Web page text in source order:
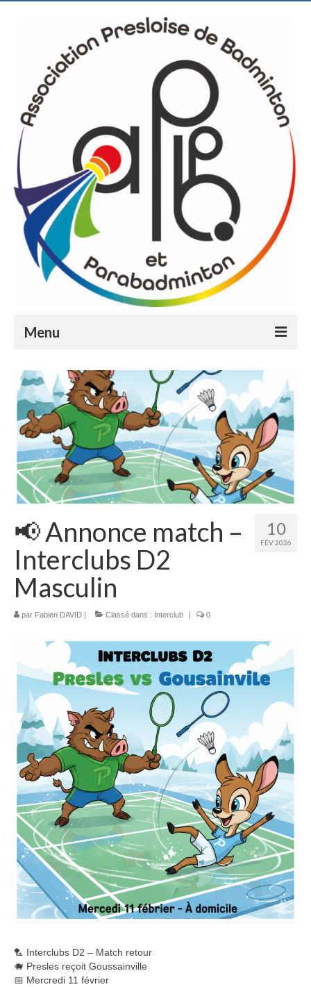
Menu
Le club
Le badminton
Le parabadminton
S’inscrire
Horaires
Compétitions
Nos événements
Espace Adhérents
10
FÉV 2026
📢 Annonce match –
Interclubs D2
Masculin
par Fabien DAVID Classé dans : Interclub 0
🏸 Interclubs D2 – Match retour
🐗 Presles reçoit Goussainville
📅 Mercredi 11 février